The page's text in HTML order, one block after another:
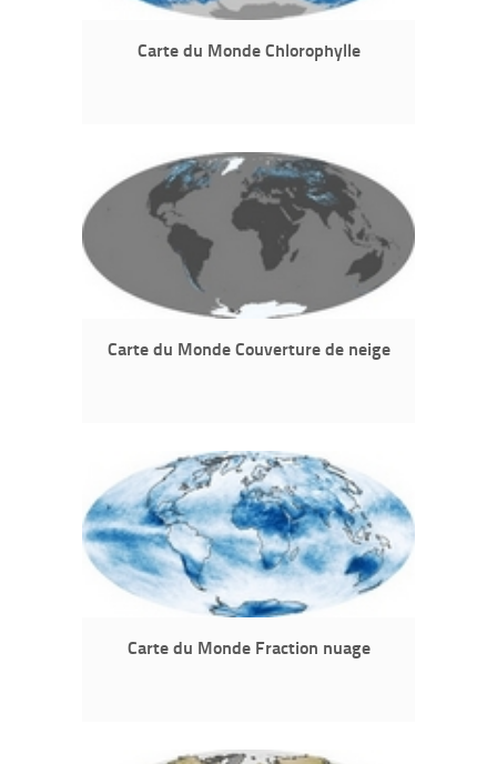
Carte du Monde Chlorophylle
Carte du Monde Couverture de neige
Carte du Monde Fraction nuage